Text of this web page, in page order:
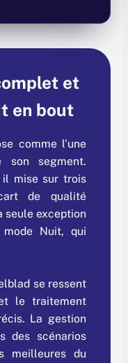
et
en bout
comme l'une
son segment.
il mise sur trois
de qualité
seule exception
Nuit, qui
se ressent
le traitement
La gestion
des scénarios
meilleures du